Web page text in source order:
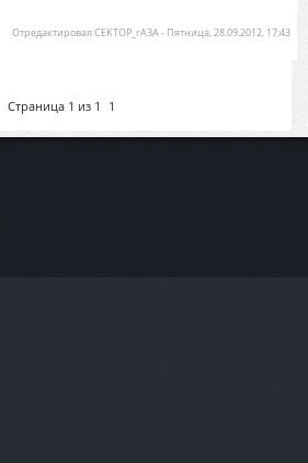
ОтредактировалCEKTOP_rA3A- Пятница, 28.09.2012, 17:43
Страница 1 из 1 1